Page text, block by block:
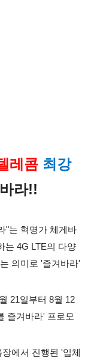
레콤 최강
라!!
"는 혁명가 체게바
는 4G LTE의 다양
의미로 '즐겨바라'
21일부터 8월 12
즐겨바라' 프로모
에서 진행된 '입체